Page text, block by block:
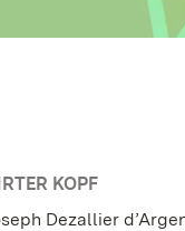
KOPF
Dezallier